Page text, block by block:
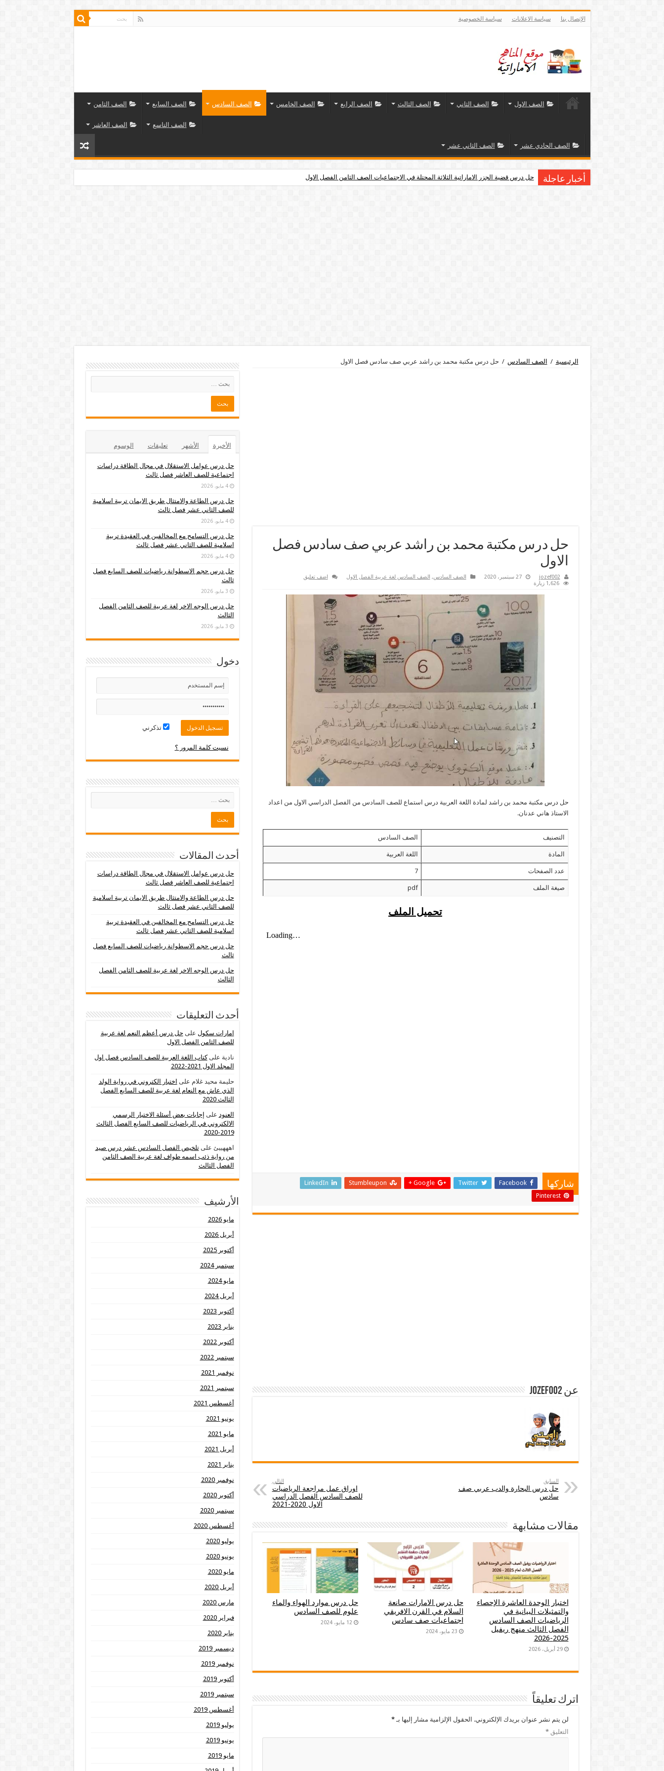
الإتصال بنا سياسة الاعلانات سياسة الخصوصية
الصف الاول الصف الثاني الصف الثالث الصف الرابع الصف الخامس الصف السادس الصف السابع الصف الثامن
الصف التاسع الصف العاشر
الصف الحادي عشر الصف الثاني عشر
أخبار عاجلة حل درس قضية الجزر الاماراتية الثلاثة المحتلة في الاجتماعيات الصف الثامن الفصل الاول
تلخيص ديناميكية الجماعة الإحيائية احياء للصف الحادي عشر الفصل الثالث
الرئيسية / الصف السادس / حل درس مكتبة محمد بن راشد عربي صف سادس فصل الاول
حل درس مكتبة محمد بن راشد عربي صف سادس فصل
الاول
jozef002 27 سبتمبر، 2020 الصف السادس, الصف السادس لغة عربية الفصل الاول
اضف تعليق
1,626 زيارة
حل درس مكتبة محمد بن راشد لمادة اللغة العربية درس استماع للصف السادس من الفصل الدراسي الاول من اعداد
الاستاذ هاني عدنان.
التصنيف الصف السادس
المادة اللغة العربية
عدد الصفحات 7
صيغة الملف pdf
تحميل الملف
شاركها Facebook
Twitter
Google +
Stumbleupon
LinkedIn
Pinterest
عن jozef002
السابق
حل درس البحارة والدب عربي صف
سادس
التالي
اوراق عمل مراجعة الرياضيات
للصف السادس الفصل الدراسي
الاول 2020-2021
مقالات مشابهة
اختبار الوحدة العاشرة الإحصاء
والتمثيلات البيانية في
الرياضيات الصف السادس
الفصل الثالث منهج ريفيل
2025-2026
29 أبريل، 2026
حل درس الامارات صانعة
السلام في القرن الافريقي
اجتماعيات صف سادس
23 مايو، 2024
حل درس موارد الهواء والماء
علوم للصف السادس
12 مايو، 2024
اترك تعليقاً
لن يتم نشر عنوان بريدك الإلكتروني. الحقول الإلزامية مشار إليها بـ*
التعليق*
الأخيرة الأشهر تعليقات الوسوم
حل درس عوامل الاستقلال في مجال الطاقة دراسات
اجتماعية للصف العاشر فصل ثالث
4 مايو، 2026
حل درس الطاعة والامتثال طريق الايمان تربية اسلامية
للصف الثاني عشر فصل ثالث
4 مايو، 2026
حل درس التسامح مع المخالفين في العقيدة تربية
اسلامية للصف الثاني عشر فصل ثالث
4 مايو، 2026
حل درس حجم الاسطوانة رياضيات للصف السابع فصل
ثالث
3 مايو، 2026
حل درس الوجه الاخر لغة عربية للصف الثامن الفصل
الثالث
3 مايو، 2026
دخول
تذكرني
نسيت كلمة المرور ؟
أحدث المقالات
حل درس عوامل الاستقلال في مجال الطاقة دراسات
اجتماعية للصف العاشر فصل ثالث
حل درس الطاعة والامتثال طريق الايمان تربية اسلامية
للصف الثاني عشر فصل ثالث
حل درس التسامح مع المخالفين في العقيدة تربية
اسلامية للصف الثاني عشر فصل ثالث
حل درس حجم الاسطوانة رياضيات للصف السابع فصل
ثالث
حل درس الوجه الاخر لغة عربية للصف الثامن الفصل
الثالث
أحدث التعليقات
امارات سكول على حل درس أعظم النعم لغة عربية
للصف الثامن الفصل الاول
نادية علىكتاب اللغة العربية للصف السادس فصل اول
المجلد الاول 2021-2022
حليمة محيد غلام على اختبار الكتروني في رواية الولد
الذي عاش مع النعام لغة عربية للصف السابع الفصل
الثالث 2020
العنود على إجابات بعض أسئلة الاختبار الرسمي
الالكتروني في الرياضيات للصف السابع الفصل الثالث
2019-2020
اهههييئ علىتلخيص الفصل السادس عشر درس صيد
من رواية ذئب اسمه طواف لغة عربية الصف الثامن
الفصل الثالث
الأرشيف
مايو 2026
أبريل 2026
أكتوبر 2025
سبتمبر 2024
مايو 2024
أبريل 2024
أكتوبر 2023
يناير 2023
أكتوبر 2022
سبتمبر 2022
نوفمبر 2021
سبتمبر 2021
أغسطس 2021
يونيو 2021
مايو 2021
أبريل 2021
يناير 2021
نوفمبر 2020
أكتوبر 2020
سبتمبر 2020
أغسطس 2020
يوليو 2020
يونيو 2020
مايو 2020
أبريل 2020
مارس 2020
فبراير 2020
يناير 2020
ديسمبر 2019
نوفمبر 2019
أكتوبر 2019
سبتمبر 2019
أغسطس 2019
يوليو 2019
يونيو 2019
مايو 2019